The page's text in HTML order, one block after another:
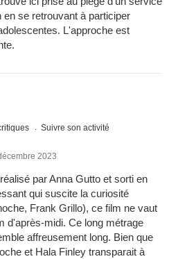
se retrouvant à participer
L'approche est
Suivre son activité
2023
par Anna Gutto et sorti en
qui suscite la curiosité
Frank Grillo), ce film ne vaut
d'après-midi. Ce long métrage
affreusement long. Bien que
et Hala Finley transparait à